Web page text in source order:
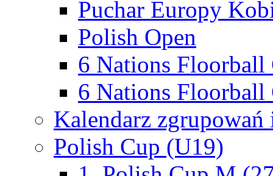
Puchar Europy
Polish Open
6 Nations Floorball
6 Nations Floorball
Kalendarz
Polish Cup (U19)